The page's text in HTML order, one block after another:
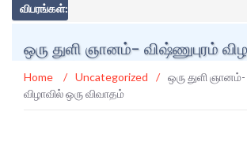
விபரங்கள்:
ஒரு துளி ஞானம்- விஷ்ணுபுரம்
விவாதம்
Home / Uncategorized / ஒரு துளி ஞானம்-
விழாவில் ஒரு விவாதம்